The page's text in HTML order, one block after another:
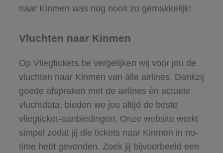
naar Kinmen was nog nooit zo gemakkelijk!
Vluchten naar Kinmen
Op Vliegtickets.be vergelijken wij voor jou de
vluchten naar Kinmen van álle airlines. Dankzij
goede afspraken met de airlines én actuele
vluchtdata, bieden we jou altijd de beste
vliegticket-aanbiedingen. Onze website werkt
simpel zodat jij die tickets naar Kinmen in no-
time hebt gevonden. Zoek jij bijvoorbeeld een